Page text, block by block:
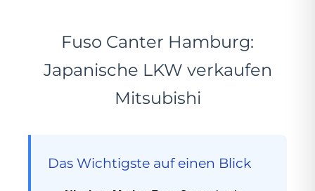
Fuso Canter Hamburg:
Japanische LKW verkaufen
Mitsubishi
Das Wichtigste auf einen Blick